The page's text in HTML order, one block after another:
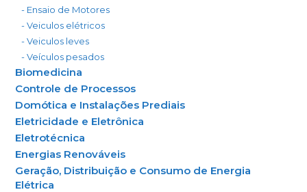
- Ensaio de Motores
- Veiculos elétricos
- Veiculos leves
- Veículos pesados
Biomedicina
Controle de Processos
Domótica e Instalações Prediais
Eletricidade e Eletrônica
Eletrotécnica
Energias Renováveis
Geração, Distribuição e Consumo de Energia
Elétrica